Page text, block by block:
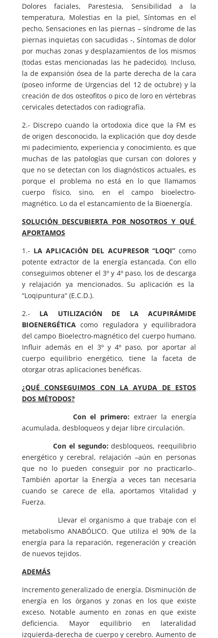
Dolores faciales, Parestesia, Sensibilidad a la
temperatura, Molestias en la piel, Síntomas en el
pecho, Sensaciones en las piernas – síndrome de las
piernas inquietas con sacudidas -, Síntomas de dolor
por muchas zonas y desplazamientos de los mismos
(todas estas mencionadas las he padecido). Incluso,
la de expansión ósea de la parte derecha de la cara
(poseo informe de Urgencias del 12 de octubre) y la
creación de dos osteofitos o pico de loro en vértebras
cervicales detectados con radiografía.
2.- Discrepo cuando la ortodoxia dice que la FM es
de origen desconocido, la explicación que doy desde
mi padecimiento, experiencia y conocimiento, es que
muchas de las patologías que cursan con dolores y
que no se detectan con los diagnósticos actuales, es
porque el problema no está en lo que llamamos
cuerpo físico, sino, en el campo bioelectro-
magnético. Lo da el estancamiento de la Bioenergía.
SOLUCIÓN DESCUBIERTA POR NOSOTROS Y QUÉ
APORTAMOS
1.- LA APLICACIÓN DEL ACUPRESOR “LOQI”como
potente extractor de la energía estancada. Con ello
conseguimos obtener el 3º y 4º paso, los de descarga
y relajación ya mencionados. Su aplicación es la
“Loqipuntura“ (E.C.D.).
2.- LA UTILIZACIÓN DE LA ACUPIRÁMIDE
BIOENERGÉTICAcomo reguladora y equilibradora
del campo Bioelectro-magnético del cuerpo humano.
Influir además en el 3º y 4º paso, por aportar al
cuerpo equilibrio energético, tiene la faceta de
otorgar otras aplicaciones benéficas.
¿QUÉ CONSEGUIMOS CON LA AYUDA DE ESTOS
DOS MÉTODOS?
Con el primero: extraer la energía
acumulada, desbloqueos y dejar libre circulación.
Con el segundo:desbloqueos, reequilibrio
energético y cerebral, relajación –aún en personas
que no lo pueden conseguir por no practicarlo-.
También aportar la Energía a veces tan necesaria
cuando se carece de ella, aportamos Vitalidad y
Fuerza.
Llevar el organismo a que trabaje con el
metabolismo ANABÓLICO. Que utiliza el 90% de la
energía para la reparación, regeneración y creación
de nuevos tejidos.
ADEMÁS
Incremento generalizado de energía. Disminución de
energía en los órganos y zonas en los que existe
exceso. Notable aumento en zonas en que existe
deficiencia. Mayor equilibrio en lateralidad
izquierda-derecha de cuerpo y cerebro. Aumento de